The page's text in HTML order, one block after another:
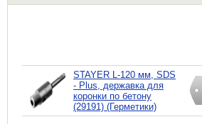
STAYER L-120 мм, SDS
- Plus, державка для
коронки по бетону
(29191) (Герметики)